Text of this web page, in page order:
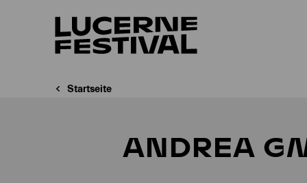
Startseite
ANDREA